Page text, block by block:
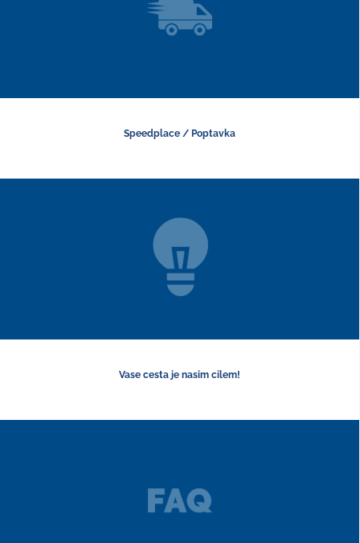
Speedplace / Poptavka
Vase cesta je nasim cilem!